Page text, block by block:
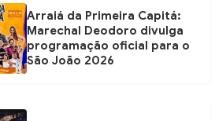
Arraiá da Primeira Capitá:
Marechal Deodoro divulga
programação oficial para o
São João 2026